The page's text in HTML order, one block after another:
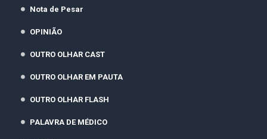
Nota de Pesar
OPINIÃO
OUTRO OLHAR CAST
OUTRO OLHAR EM PAUTA
OUTRO OLHAR FLASH
PALAVRA DE MÉDICO